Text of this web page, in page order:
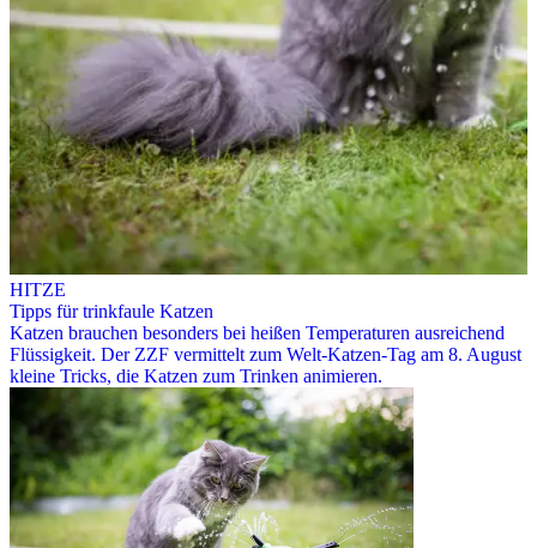
HITZE
Tipps für trinkfaule Katzen
Katzen brauchen besonders bei heißen Temperaturen ausreichend
Flüssigkeit. Der ZZF vermittelt zum Welt-Katzen-Tag am 8. August
kleine Tricks, die Katzen zum Trinken animieren.